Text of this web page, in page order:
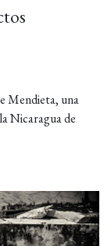
Mendieta, una
Nicaragua de